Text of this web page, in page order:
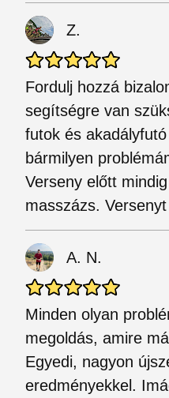
Z.
Fordulj hozzá
segítségre van
futok és
bármilyen
Verseny előtt
masszázs.
A. N.
Minden olyan
megoldás, amire
Egyedi, nagyon
eredményekkel.